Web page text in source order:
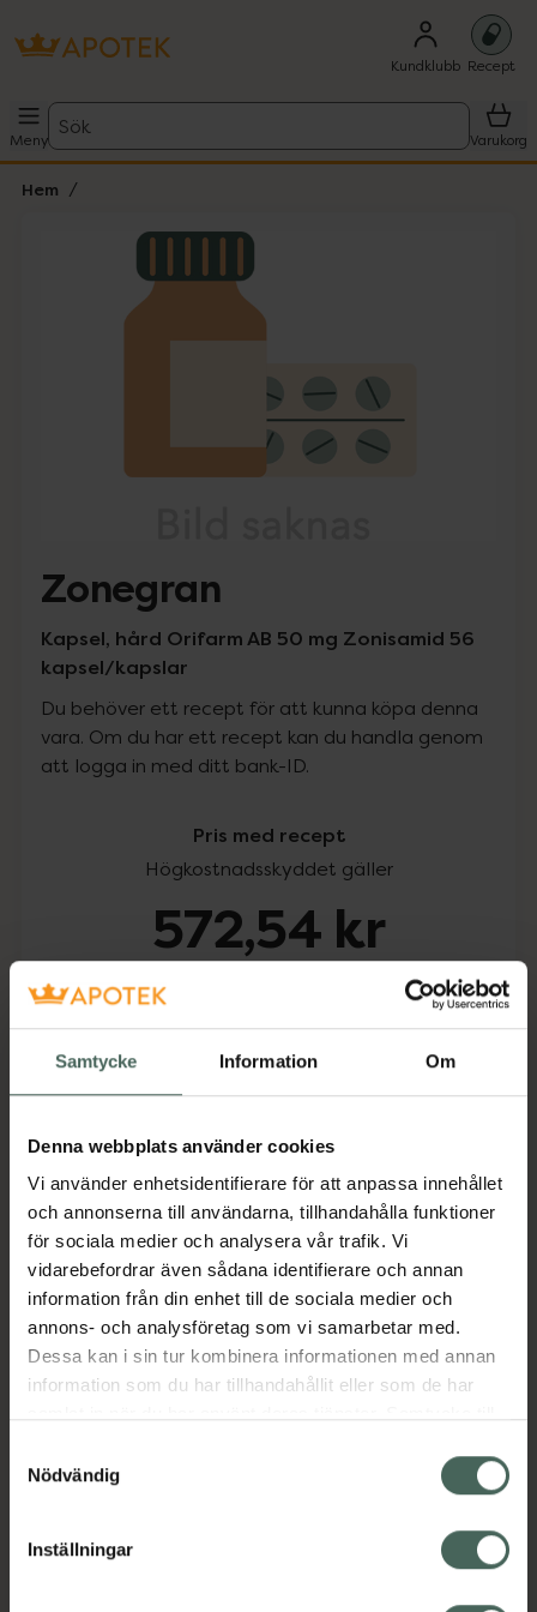
Samtycke Information Om
Denna webbplats använder cookies
Vi använder enhetsidentifierare för att anpassa innehållet
och annonserna till användarna, tillhandahålla funktioner
för sociala medier och analysera vår trafik. Vi
vidarebefordrar även sådana identifierare och annan
information från din enhet till de sociala medier och
annons- och analysföretag som vi samarbetar med.
Dessa kan i sin tur kombinera informationen med annan
information som du har tillhandahållit eller som de har
återkalla ditt samtycke via webbplatsens
cookieinställningar. Ett återkallat samtycke påverkar inte
lagligheten av behandling som skett innan återkallelsen.
Nödvändig
Inställningar
Kundklubb Recept
Meny
Sök
Varukorg
Hem
Lista: . Innehåller 1 objekt.
Zonegran
Kapsel, hård Orifarm AB 50 mg Zonisamid 56
kapsel/kapslar
Du behöver ett recept för att kunna köpa denna
vara. Om du har ett recept kan du handla genom
att logga in med ditt bank-ID.
Pris med recept
Högkostnadsskyddet gäller
572,54 kr
Köp via ditt recept
Beskrivning Dölj
Läs alltid bipacksedeln innan
användning.
EAN:07046260469099
Visa